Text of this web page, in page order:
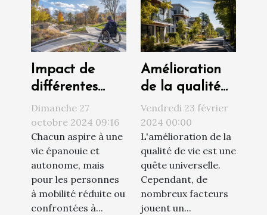
Impact de
différentes
solutions
d'accessibilité
sur la qualité
de vie
Dimanche 27
octobre 2024 09:16
Chacun aspire à une
vie épanouie et
autonome, mais
pour les personnes
à mobilité réduite ou
confrontées à...
Amélioration
de la qualité
de vie par le
choix du
logement
Vendredi 23 février
2024 00:00
L'amélioration de la
qualité de vie est une
quête universelle.
Cependant, de
nombreux facteurs
jouent un...